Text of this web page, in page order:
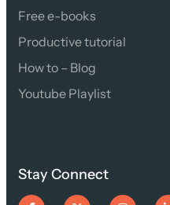
Free e-books
Productive tutorial
How to – Blog
Youtube Playlist
Stay Connect